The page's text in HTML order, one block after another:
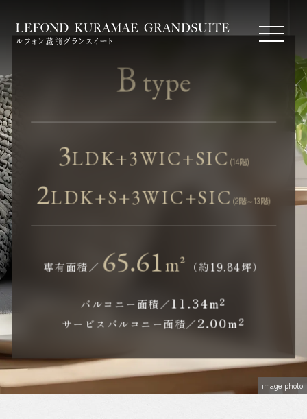
B type
3LDK+3WIC+SIC (14階)
2LDK+S+3WIC+SIC (2階～13階)
専有面積／ 65.61m² （約19.84坪）
バルコニー面積／11.34m²
サービスバルコニー面積／2.00m²
image photo